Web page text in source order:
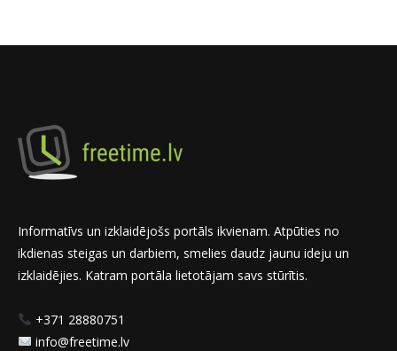
Informatīvs un izklaidējošs portāls ikvienam. Atpūties no
ikdienas steigas un darbiem, smelies daudz jaunu ideju un
izklaidējies. Katram portāla lietotājam savs stūrītis.
+371 28880751
info@freetime.lv